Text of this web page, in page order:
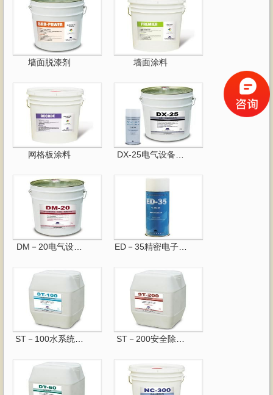
墙面脱漆剂 墙面涂料
网格板涂料 DX-25电气设备、机械的洗···
DM－20电气设备防湿、防腐···ED－35精密电子仪器清洗剂
ST－100水系统安全除垢洗···ST－200安全除锈剂